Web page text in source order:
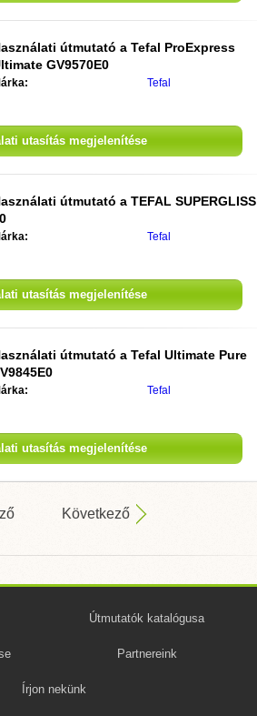
útmutató a Tefal ProExpress
GV9570E0
Tefal
utasítás megjelenítése
útmutató a TEFAL SUPERGLISS
Tefal
utasítás megjelenítése
útmutató a Tefal Ultimate Pure
Tefal
utasítás megjelenítése
Következő
Útmutatók katalógusa
Partnereink
Írjon nekünk